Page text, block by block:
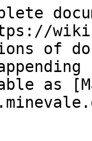
of
as